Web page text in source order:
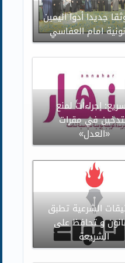
جديدا أدوا اليمين
امام العفاسي
إجراءات لمنع
في مقرات
«العدل»
الشرعية تطبق
و تحافظ على
الشريعة